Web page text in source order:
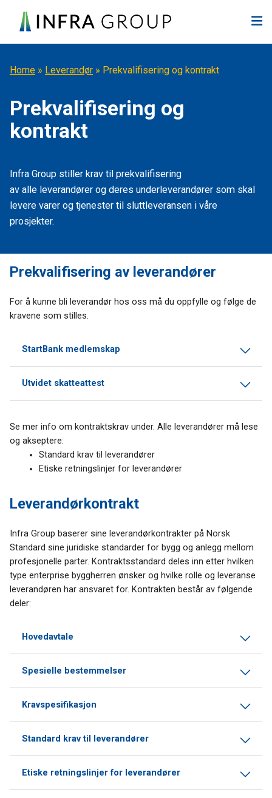
Home » Leverandør » Prekvalifisering og kontrakt
Prekvalifisering og
kontrakt
Infra Group stiller krav til prekvalifisering
av alle leverandører og deres underleverandører som skal
levere varer og tjenester til sluttleveransen i våre
prosjekter.
Prekvalifisering av leverandører
For å kunne bli leverandør hos oss må du oppfylle og følge de
kravene som stilles.
StartBank medlemskap
Utvidet skatteattest
Se mer info om kontraktskrav under. Alle leverandører må lese
og akseptere:
Standard krav til leverandører
Etiske retningslinjer for leverandører
Leverandørkontrakt
Infra Group baserer sine leverandørkontrakter på Norsk
Standard sine juridiske standarder for bygg og anlegg mellom
profesjonelle parter. Kontraktsstandard deles inn etter hvilken
type enterprise byggherren ønsker og hvilke rolle og leveranse
leverandøren har ansvaret for. Kontrakten består av følgende
deler:
Hovedavtale
Spesielle bestemmelser
Kravspesifikasjon
Standard krav til leverandører
Etiske retningslinjer for leverandører